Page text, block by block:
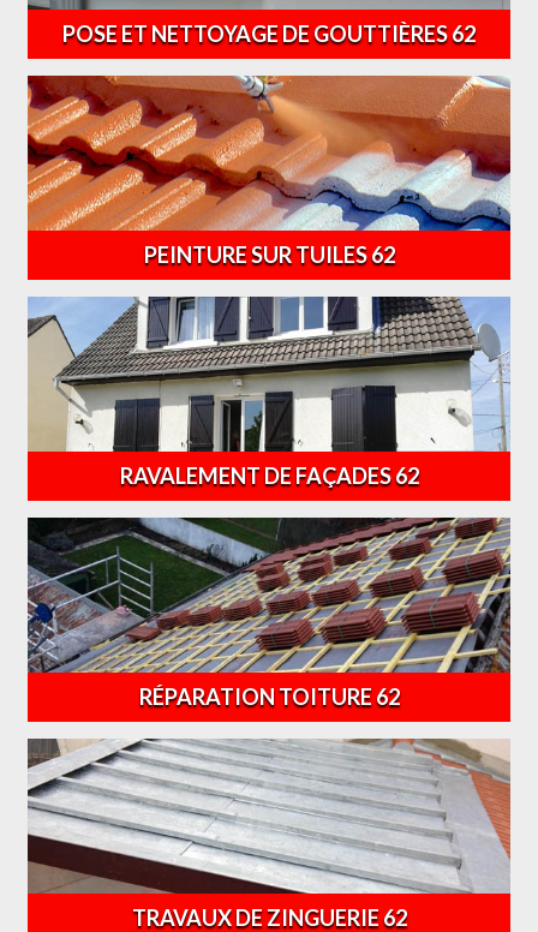
POSE ET NETTOYAGE DE GOUTTIÈRES 62
PEINTURE SUR TUILES 62
RAVALEMENT DE FAÇADES 62
RÉPARATION TOITURE 62
TRAVAUX DE ZINGUERIE 62